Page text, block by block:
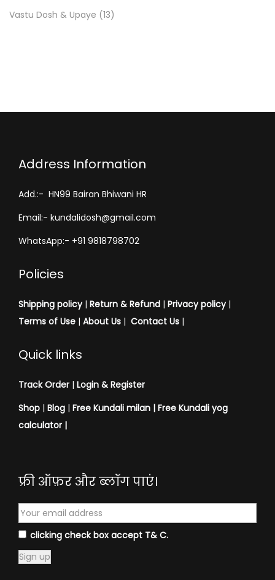
Vastu Dosh & Upaye (13)
Address Information
Add.:- HN99 Bairan Bhiwani HR
Email:- kundalidosh@gmail.com
WhatsApp:- +91 9818798702
Policies
Shipping policy| Return & Refund | Privacy policy|
Terms of Use | About Us | Contact Us |
Quick links
Track Order | Login & Register
Shop | Blog | Free Kundali milan | Free Kundali yog
calculator |
फ्री ऑफ़र और ब्लॉग पाएं।
clicking check box accept T& C.